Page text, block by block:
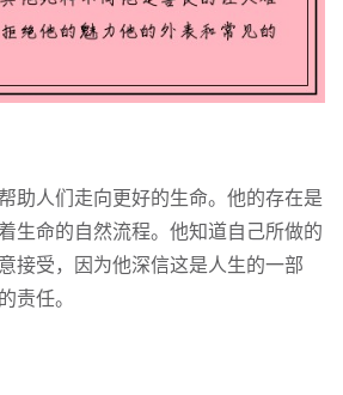
助人们走向更好的生命。他的存在是
生命的自然流程。他知道自己所做的
接受，因为他深信这是人生的一部
责任。